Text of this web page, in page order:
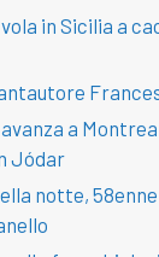
in Sicilia a
a
Jódar
notte,